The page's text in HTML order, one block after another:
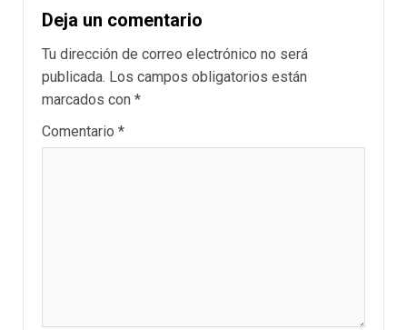
Deja un comentario
Tu dirección de correo electrónico no será
publicada. Los campos obligatorios están
marcados con *
Comentario *